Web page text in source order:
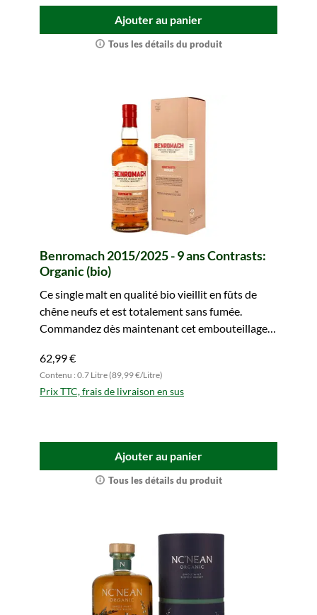
Ajouter au panier
Tous les détails du produit
Benromach 2015/2025 - 9 ans Contrasts:
Organic (bio)
Ce single malt en qualité bio vieillit en fûts de
chêne neufs et est totalement sans fumée.
Commandez dès maintenant cet embouteillage
62,99 €
Contenu : 0.7 Litre (89,99 €/Litre)
Prix TTC, frais de livraison en sus
Ajouter au panier
Tous les détails du produit